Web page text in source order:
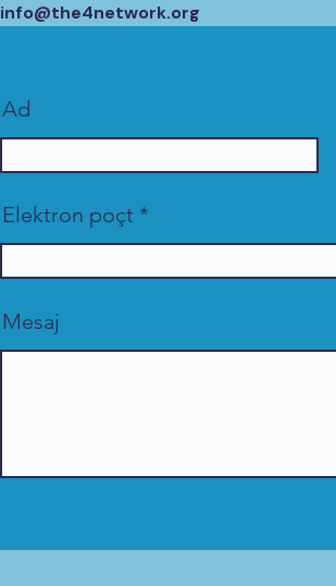
info@the4network.org
Ad
Elektron poçt
Mesaj